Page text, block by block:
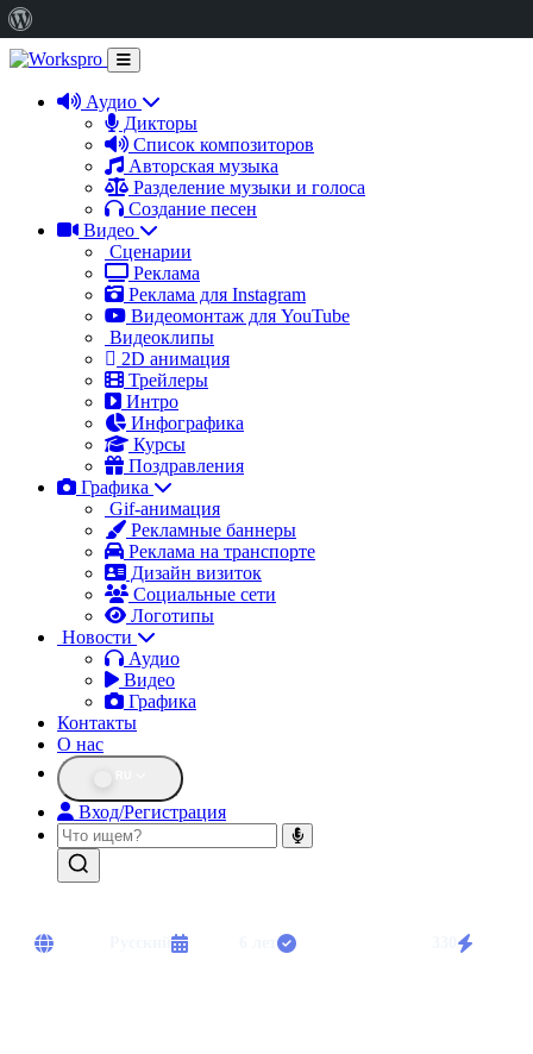
WordPress
Аудио
Дикторы
Список композиторов
Авторская музыка
Разделение музыки и голоса
Создание песен
Видео
Сценарии
Реклама
Реклама для Instagram
Видеомонтаж для YouTube
Видеоклипы
2D анимация
Трейлеры
Интро
Инфографика
Курсы
Поздравления
Графика
Gif-анимация
Рекламные баннеры
Реклама на транспорте
Дизайн визиток
Социальные сети
Логотипы
Новости
Аудио
Видео
Графика
Контакты
О нас
Вход/Регистрация